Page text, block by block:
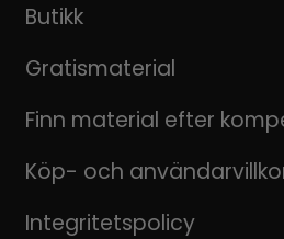
Butikk
Gratismaterial
Finn material efter
Köp- och
Integritetspolicy